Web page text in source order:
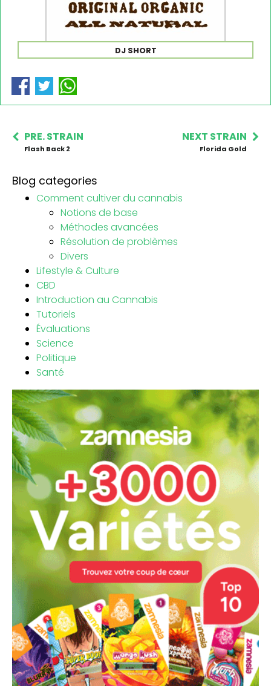
DJ SHORT
PRE. STRAIN
Flash Back 2
NEXT STRAIN
Florida Gold
Blog categories
Comment cultiver du cannabis
Notions de base
Méthodes avancées
Résolution de problèmes
Divers
Lifestyle & Culture
CBD
Introduction au Cannabis
Tutoriels
Évaluations
Science
Politique
Santé